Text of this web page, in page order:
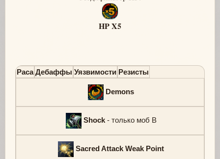
HP X5
Раса Дебаффы Уязвимости Резисты
Demons
Shock- только моб B
Sacred Attack Weak Point